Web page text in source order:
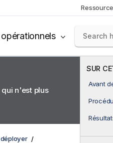
SUR
Avant
n'est plus